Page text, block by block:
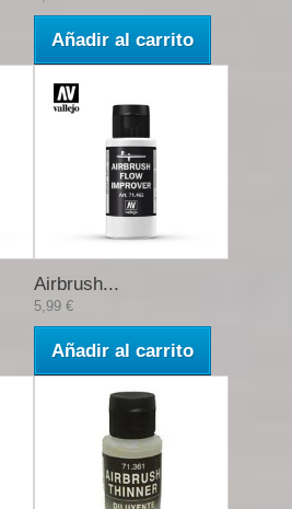
Añadir al carrito
Airbrush...
5,99 €
Añadir al carrito